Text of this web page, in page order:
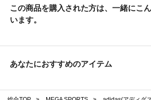
この商品を購入された方は、一緒にこ
います。
あなたにおすすめのアイテム